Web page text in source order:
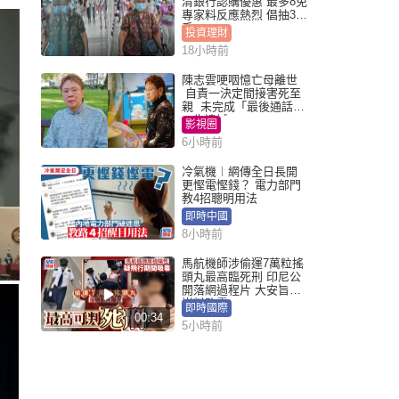
專家料反應熱烈 倡抽30
手
投資理財
18小時前
陳志雲哽咽憶亡母離世
自責一決定間接害死至
親 未完成「最後通話」
一生遺憾
影視圈
6小時前
冷氣機︱網傳全日長開
更慳電慳錢？ 電力部門
教4招聰明用法
即時中國
8小時前
00:34
馬航機師涉偷運7萬粒搖
頭丸最高臨死刑 印尼公
開落網過程片 大安旨意
豈料敗露
即時國際
5小時前